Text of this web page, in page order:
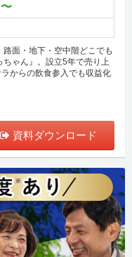
面・地下・空中階どこでも
ゃん』。設立5年で売り上
からの飲食参入でも収益化
資料ダウンロード